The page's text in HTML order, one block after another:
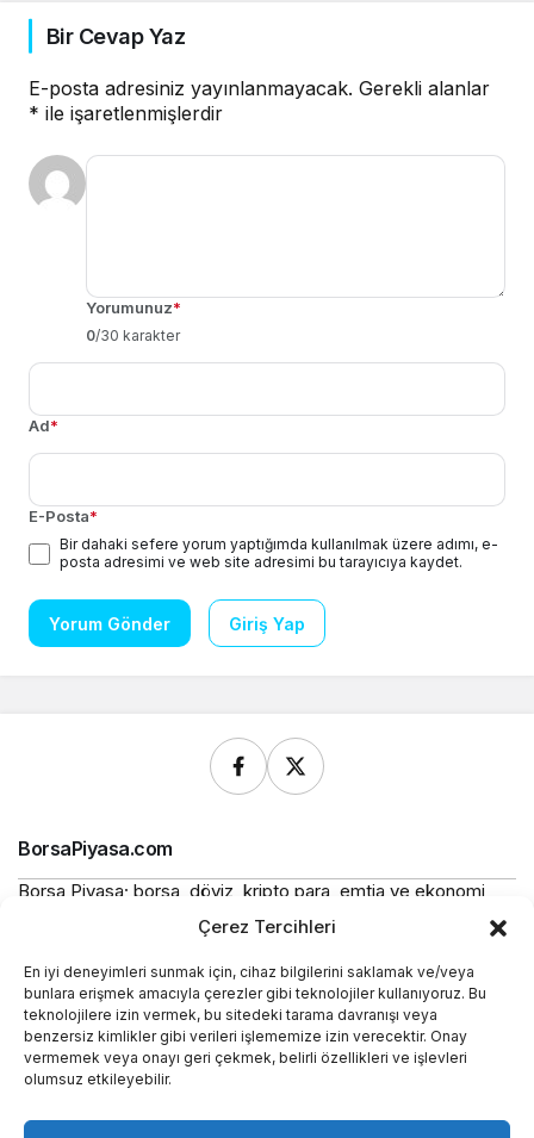
Çerez Tercihleri
En iyi deneyimleri sunmak için, cihaz bilgilerini saklamak ve/veya
bunlara erişmek amacıyla çerezler gibi teknolojiler kullanıyoruz. Bu
teknolojilere izin vermek, bu sitedeki tarama davranışı veya
benzersiz kimlikler gibi verileri işlememize izin verecektir. Onay
vermemek veya onayı geri çekmek, belirli özellikleri ve işlevleri
olumsuz etkileyebilir.
Bir Cevap Yaz
E-posta adresiniz yayınlanmayacak. Gerekli alanlar
* ile işaretlenmişlerdir
Yorumunuz*
0/30 karakter
Ad*
E-Posta*
Bir dahaki sefere yorum yaptığımda kullanılmak üzere adımı, e-
posta adresimi ve web site adresimi bu tarayıcıya kaydet.
Yorum Gönder Giriş Yap
BorsaPiyasa.com
Borsa Piyasa; borsa, döviz, kripto para, emtia ve ekonomi
alanlarında güncel haberler, piyasa verileri ve bilgilendirici
içerikler sunan bağımsız bir dijital yayın platformudur.
Bu sitede yer alan içerikler bilgilendirme amaçlıdır ve
yatırım tavsiyesi niteliği taşımaz.
Yasal
Kurumsal